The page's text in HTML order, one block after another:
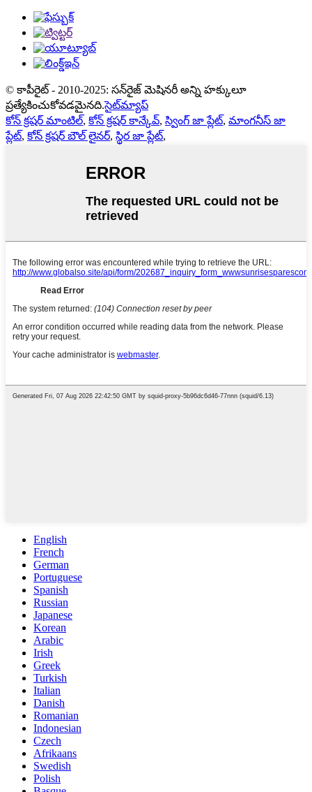
© కాపీరైట్ - 2010-2025: సన్‌రైజ్ మెషినరీ అన్ని హక్కులూ
ప్రత్యేకించుకోవడమైనది.సైట్‌మ్యాప్
కోన్ క్రషర్ మాంటిల్, కోన్ క్రషర్ కాన్కేవ్, స్వింగ్ జా ప్లేట్, మాంగనీస్ జా
ప్లేట్, కోన్ క్రషర్ బౌల్ లైనర్, స్థిర జా ప్లేట్,
English
French
German
Portuguese
Spanish
Russian
Japanese
Korean
Arabic
Irish
Greek
Turkish
Italian
Danish
Romanian
Indonesian
Czech
Afrikaans
Swedish
Polish